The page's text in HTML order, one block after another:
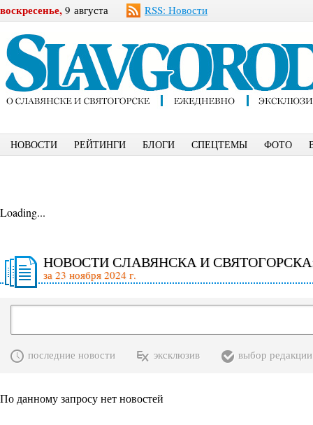
воскресенье, 9 августа RSS: Новости
НОВОСТИ РЕЙТИНГИ БЛОГИ СПЕЦТЕМЫ ФОТО
Loading...
НОВОСТИ СЛАВЯНСКА И
за 23 ноября 2024 г.
последние новости эксклюзив выбор редакции
По данному запросу нет новостей